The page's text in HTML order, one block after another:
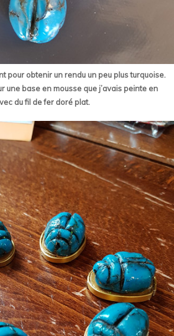
pour obtenir un rendu un peu plus turquoise.
une base en mousse que j’avais peinte en
du fil de fer doré plat.